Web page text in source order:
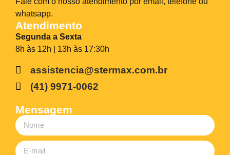
whatsapp.
Atendimento
Segunda a Sexta
8h às 12h | 13h às 17:30h
assistencia@stermax.com.br
(41) 9971-0062
Mensagem